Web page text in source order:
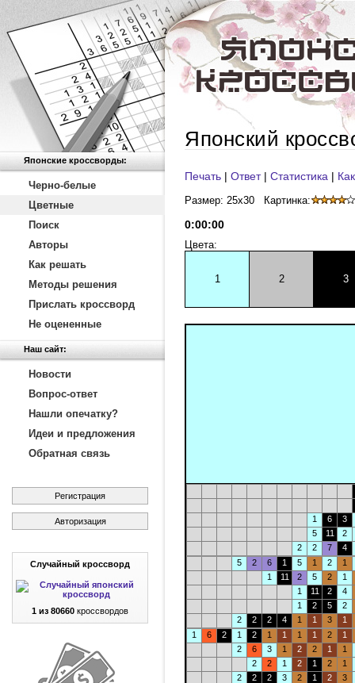
Японские кроссворды:
Черно-белые
Цветные
Поиск
Авторы
Как решать
Методы решения
Прислать кроссворд
Не оцененные
Наш сайт:
Новости
Вопрос-ответ
Нашли опечатку?
Идеи и предложения
Обратная связь
Регистрация
Авторизация
Случайный кроссворд
1 из 80660 кроссвордов
Японский
Печать | Ответ| Статистика |
Размер: 25x30 Картинка:
0:00:00
Цвета:
1 2 3
1 6
3
5
11
2
2
2 7
4
5
2 6 1 5 1 2
1
1
11 2 5 2
1
1
11 2
4
1
2 5
2
2
2 2 4 1 1 3
1
1
6 2 1 2 1 1 1 1 2
1
2
6 3 1 2 2 1
1
2
2 1 2 1 2
1
2
2 2 3 2 1 2
3